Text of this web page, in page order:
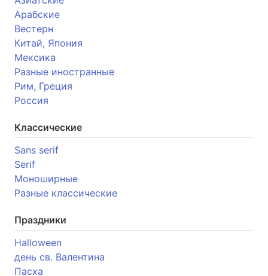
Арабские
Вестерн
Китай, Япония
Мексика
Разные иностранные
Рим, Греция
Россия
Классические
Sans serif
Serif
Моноширные
Разные классические
Праздники
Halloween
день св. Валентина
Пасха